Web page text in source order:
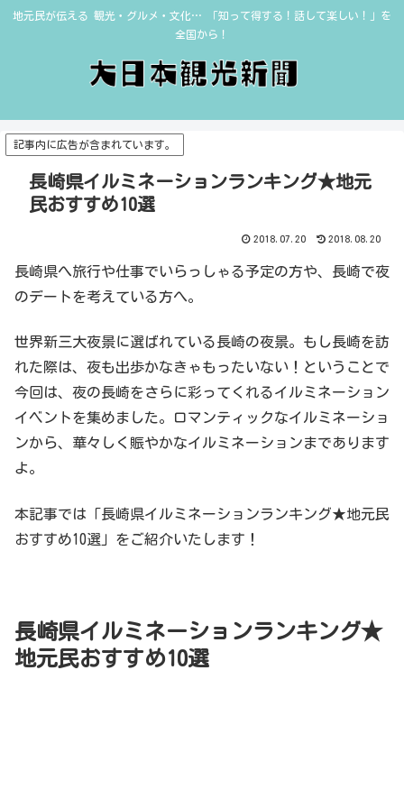
地元民が伝える 観光・グルメ・文化… 「知って得する！話して楽しい！」を
全国から！
記事内に広告が含まれています。
長崎県イルミネーションランキング★地元
民おすすめ10選
2018.07.20 2018.08.20
長崎県へ旅行や仕事でいらっしゃる予定の方や、長崎で夜
のデートを考えている方へ。
世界新三大夜景に選ばれている長崎の夜景。もし長崎を訪
れた際は、夜も出歩かなきゃもったいない！ということで
今回は、夜の長崎をさらに彩ってくれるイルミネーション
イベントを集めました。ロマンティックなイルミネーショ
ンから、華々しく賑やかなイルミネーションまであります
よ。
本記事では「長崎県イルミネーションランキング★地元民
おすすめ10選」をご紹介いたします！
長崎県イルミネーションランキング★
地元民おすすめ10選